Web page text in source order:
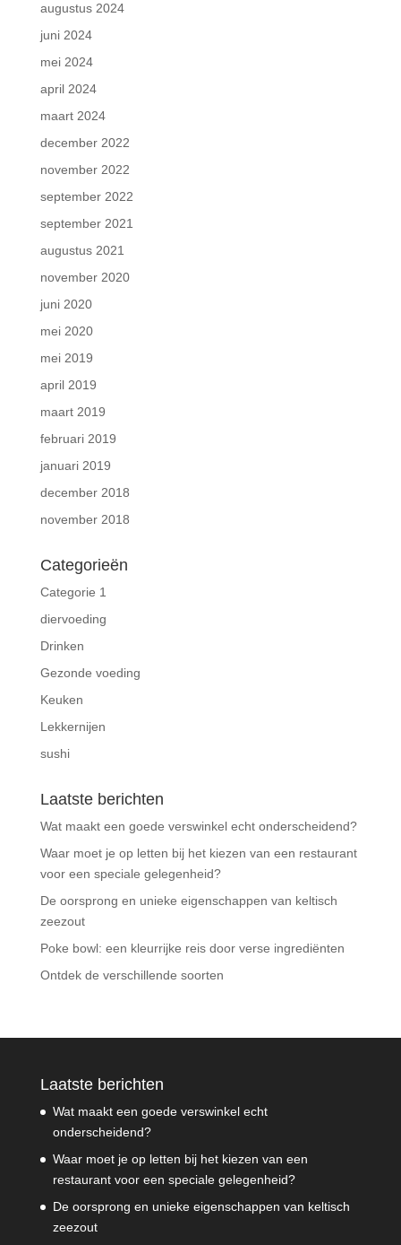
augustus 2024
juni 2024
mei 2024
april 2024
maart 2024
december 2022
november 2022
september 2022
september 2021
augustus 2021
november 2020
juni 2020
mei 2020
mei 2019
april 2019
maart 2019
februari 2019
januari 2019
december 2018
november 2018
Categorieën
Categorie 1
diervoeding
Drinken
Gezonde voeding
Keuken
Lekkernijen
sushi
Laatste berichten
Wat maakt een goede verswinkel echt onderscheidend?
Waar moet je op letten bij het kiezen van een restaurant
voor een speciale gelegenheid?
De oorsprong en unieke eigenschappen van keltisch
zeezout
Poke bowl: een kleurrijke reis door verse ingrediënten
Ontdek de verschillende soorten
Laatste berichten
Wat maakt een goede verswinkel echt
onderscheidend?
Waar moet je op letten bij het kiezen van een
restaurant voor een speciale gelegenheid?
De oorsprong en unieke eigenschappen van keltisch
zeezout